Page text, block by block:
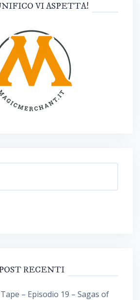
VI ASPETTA!
RECENTI
– Episodio 19 – Sagas of